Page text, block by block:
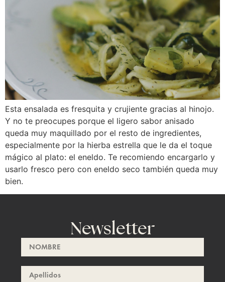
Esta ensalada es fresquita y crujiente gracias al hinojo.
Y no te preocupes porque el ligero sabor anisado
queda muy maquillado por el resto de ingredientes,
especialmente por la hierba estrella que le da el toque
mágico al plato: el eneldo. Te recomiendo encargarlo y
usarlo fresco pero con eneldo seco también queda muy
bien.
Newsletter